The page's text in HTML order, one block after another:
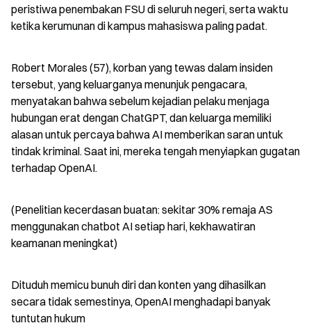
peristiwa penembakan FSU di seluruh negeri, serta waktu
ketika kerumunan di kampus mahasiswa paling padat.
Robert Morales (57), korban yang tewas dalam insiden
tersebut, yang keluarganya menunjuk pengacara,
menyatakan bahwa sebelum kejadian pelaku menjaga
hubungan erat dengan ChatGPT, dan keluarga memiliki
alasan untuk percaya bahwa AI memberikan saran untuk
tindak kriminal. Saat ini, mereka tengah menyiapkan gugatan
terhadap OpenAI.
(Penelitian kecerdasan buatan: sekitar 30% remaja AS
menggunakan chatbot AI setiap hari, kekhawatiran
keamanan meningkat)
Dituduh memicu bunuh diri dan konten yang dihasilkan
secara tidak semestinya, OpenAI menghadapi banyak
tuntutan hukum